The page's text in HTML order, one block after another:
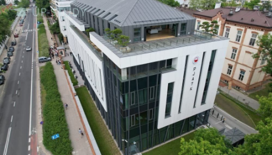
НАБІР
вступ на